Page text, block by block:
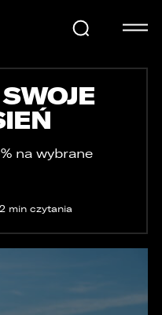
na wybrane
min czytania